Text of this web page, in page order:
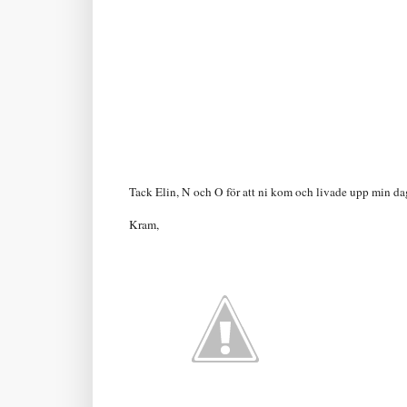
Tack Elin, N och O för att ni kom och livade upp min
Kram,